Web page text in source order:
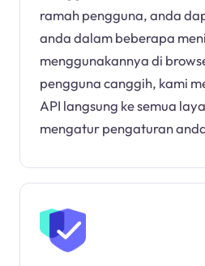
ramah pengguna, anda
anda dalam beberapa
menggunakannya di
pengguna canggih, kami
API langsung ke semua
mengatur pengaturan